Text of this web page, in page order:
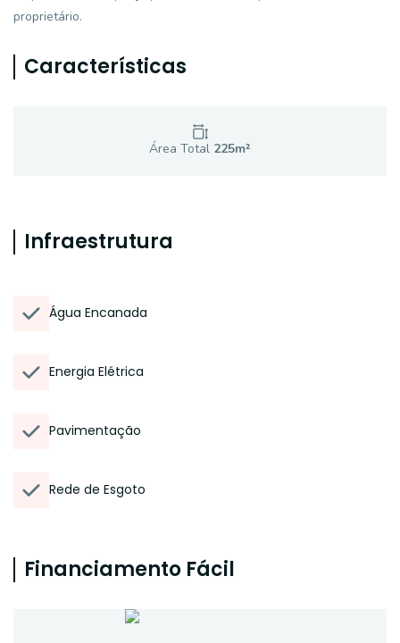
proprietário.
Características
Área Total 225m²
Infraestrutura
Água Encanada
Energia Elétrica
Pavimentação
Rede de Esgoto
Financiamento Fácil